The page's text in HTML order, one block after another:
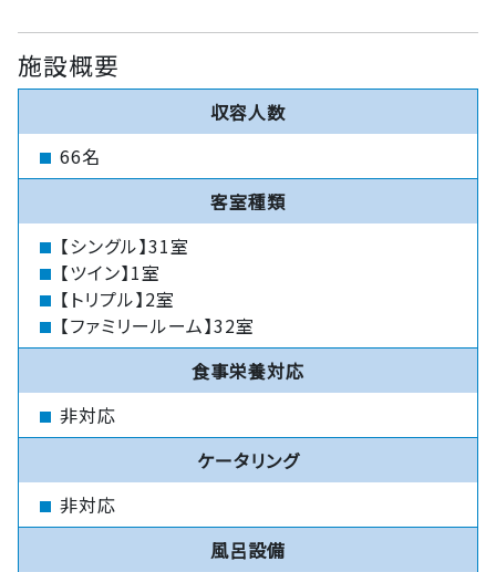
施設概要
収容人数
66名
客室種類
【シングル】31室
【ツイン】1室
【トリプル】2室
【ファミリールーム】32室
食事栄養対応
非対応
ケータリング
非対応
風呂設備